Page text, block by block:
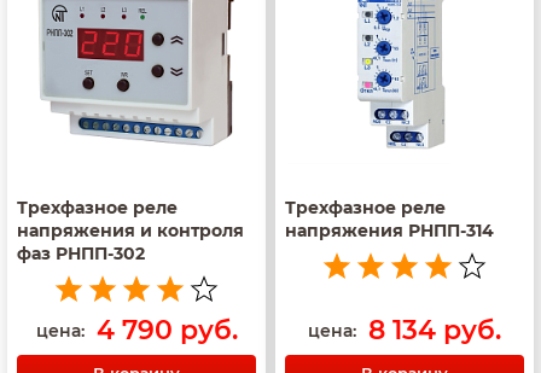
Трехфазное реле
напряжения и контроля
фаз РНПП-302
цена: 4 790 руб.
Трехфазное реле
напряжения РНПП-314
цена: 8 134 руб.